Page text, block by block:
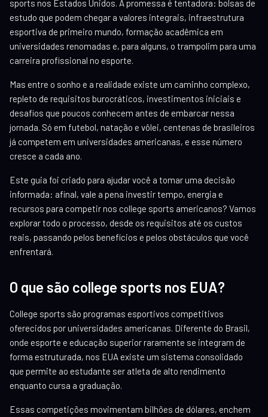
sports nos Estados Unidos. A promessa é tentadora: bolsas de
estudo que podem chegar a valores integrais, infraestrutura
esportiva de primeiro mundo, formação acadêmica em
universidades renomadas e, para alguns, o trampolim para uma
carreira profissional no esporte.
Mas entre o sonho e a realidade existe um caminho complexo,
repleto de requisitos burocráticos, investimentos iniciais e
desafios que poucos conhecem antes de embarcar nessa
jornada. Só em futebol, natação e vôlei, centenas de brasileiros
já competem em universidades americanas, e esse número
cresce a cada ano.
Este guia foi criado para ajudar você a tomar uma decisão
informada: afinal, vale a pena investir tempo, energia e
recursos para competir nos college sports americanos? Vamos
explorar todo o processo, desde os requisitos até os custos
reais, passando pelos benefícios e pelos obstáculos que você
enfrentará.
O que são college sports nos EUA?
College sports são programas esportivos competitivos
oferecidos por universidades americanas. Diferente do Brasil,
onde esporte e educação superior raramente se integram de
forma estruturada, nos EUA existe um sistema consolidado
que permite ao estudante ser atleta de alto rendimento
enquanto cursa a graduação.
Essas competições movimentam bilhões de dólares, enchem